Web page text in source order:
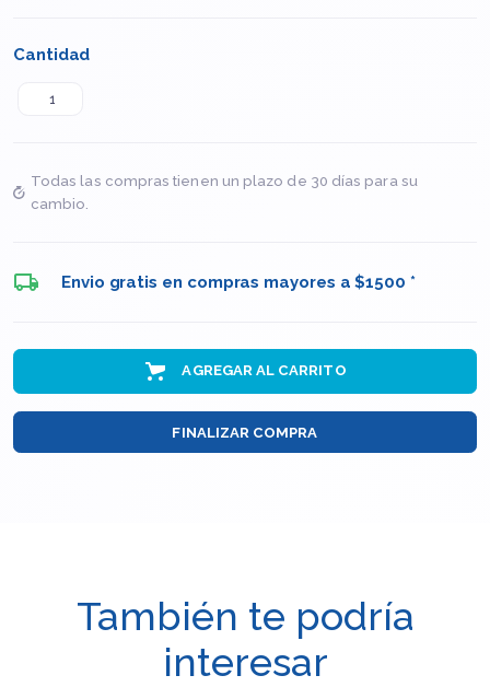
Cantidad
Todas las compras tienen un plazo de 30 días para su
cambio.
Envio gratis en compras mayores a $1500 *
AGREGAR AL CARRITO
FINALIZAR COMPRA
También te podría
interesar